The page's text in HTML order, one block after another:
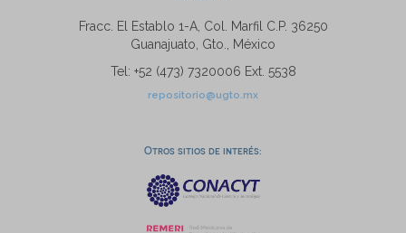
Fracc. El Establo 1-A, Col. Marfil C.P. 36250
Guanajuato, Gto., México
Tel: +52 (473) 7320006 Ext. 5538
repositorio@ugto.mx
Otros sitios de interés: